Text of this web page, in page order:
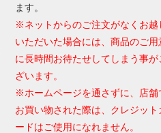
ます。
※ネットからのご注文がなくお越
いただいた場合には、商品のご用
に長時間お待たせしてしまう事が
ざいます。
※ホームページを通さずに、店舗
お買い物された際は、クレジット
ードはご使用になれません。